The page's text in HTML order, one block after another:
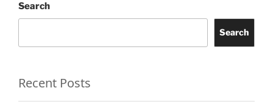
Search
Search
Recent Posts